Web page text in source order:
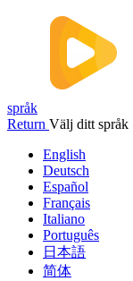
språk
Return Välj ditt språk
English
Deutsch
Español
Français
Italiano
Português
日本語
简体